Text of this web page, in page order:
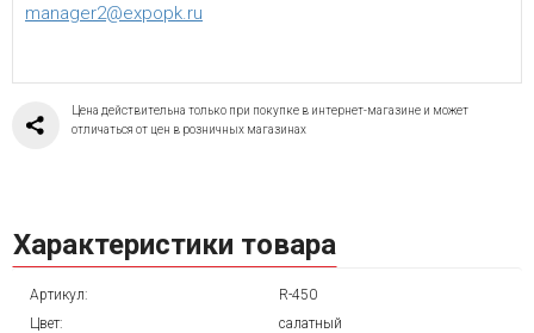
manager2@expopk.ru
Цена действительна только при покупке в интернет-магазине и может
отличаться от цен в розничных магазинах
Характеристики товара
Артикул:
R-450
Цвет:
салатный